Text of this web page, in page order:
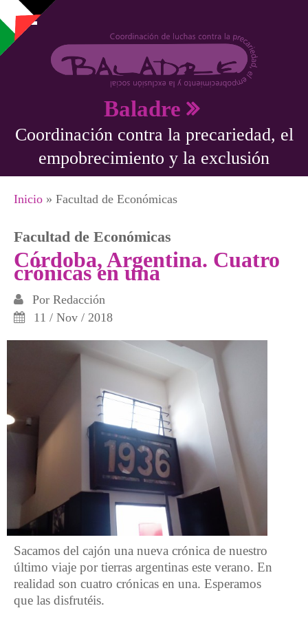
Pasar al contenido principal
Baladre
Coordinación contra la precariedad, el
empobrecimiento y la exclusión
Se encuentra usted aquí
Inicio » Facultad de Económicas
Facultad de Económicas
Córdoba, Argentina. Cuatro
crónicas en una
Por Redacción
11 / Nov / 2018
Sacamos del cajón una nueva crónica de nuestro
último viaje por tierras argentinas este verano. En
realidad son cuatro crónicas en una. Esperamos
que las disfrutéis.